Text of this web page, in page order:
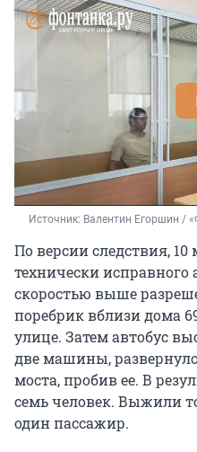
Источник: Валентин Егоршин /
По версии следствия, 10
технически исправного
скоростью выше
поребрик вблизи дома
улице. Затем автобус
две машины,
моста, пробив ее. В
семь человек. Выжили
один пассажир.